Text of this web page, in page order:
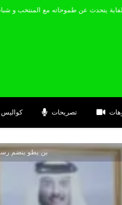
بوحلفاية يتحدث عن طموحاته مع
كواليس تصريحات
بن يطو ينضم